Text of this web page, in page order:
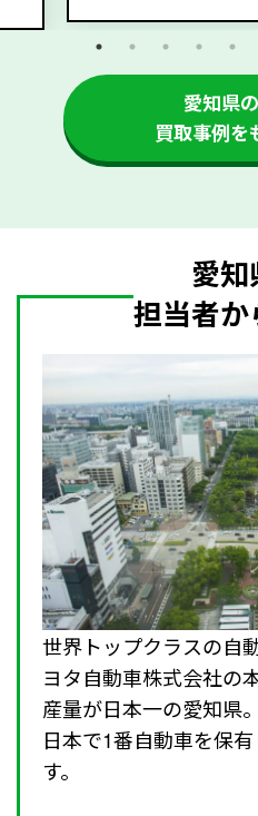
愛知県
買取事例を
愛知
担当者
世界トップクラスの自
ヨタ自動車株式会社の
産量が日本一の愛知県。
日本で1番自動車を保
す。